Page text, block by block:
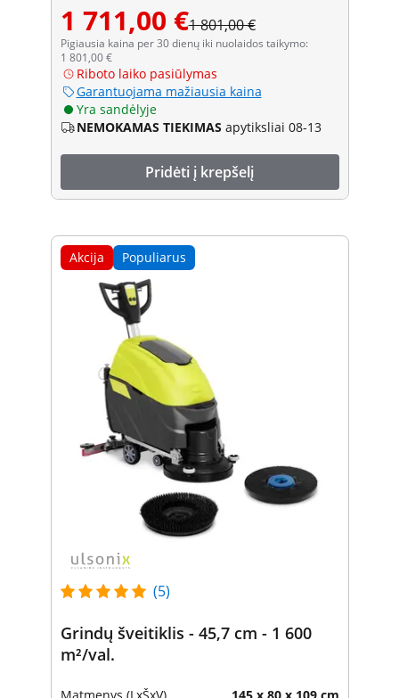
1 711,00 €1 801,00 €
Pigiausia kaina per 30 dienų iki nuolaidos taikymo:
1 801,00 €
Riboto laiko pasiūlymas
Garantuojama mažiausia kaina
Yra sandėlyje
NEMOKAMAS TIEKIMAS apytiksliai 08-13
Pridėti į krepšelį
Akcija Populiarus
(5)
Grindų šveitiklis - 45,7 cm - 1 600
m²/val.
Matmenys (LxŠxV) 145 x 80 x 109 cm